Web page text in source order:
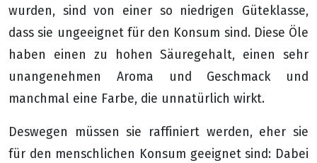
wurden, sind von einer so niedrigen Güteklasse,
dass sie ungeeignet für den Konsum sind. Diese Öle
haben einen zu hohen Säuregehalt, einen sehr
unangenehmen Aroma und Geschmack und
manchmal eine Farbe, die unnatürlich wirkt.
Deswegen müssen sie raffiniert werden, eher sie
für den menschlichen Konsum geeignet sind: Dabei